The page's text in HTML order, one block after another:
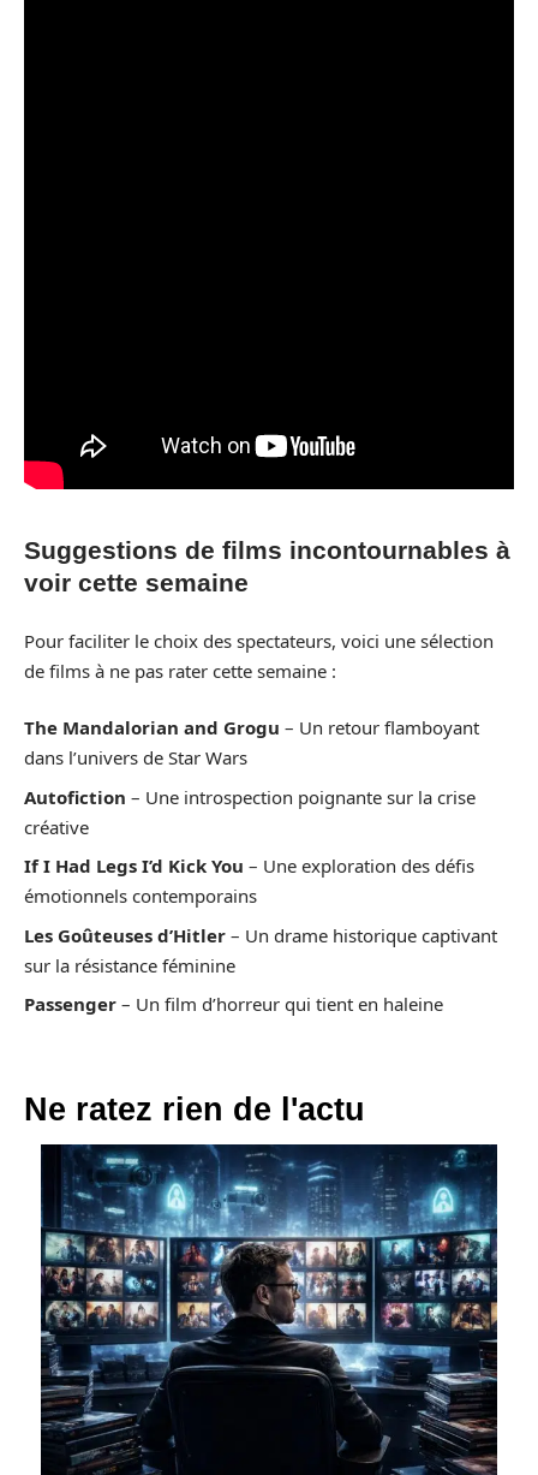
Suggestions de films incontournables à
voir cette semaine
Pour faciliter le choix des spectateurs, voici une sélection
de films à ne pas rater cette semaine :
The Mandalorian and Grogu – Un retour flamboyant
dans l’univers de Star Wars
Autofiction – Une introspection poignante sur la crise
créative
If I Had Legs I’d Kick You – Une exploration des défis
émotionnels contemporains
Les Goûteuses d’Hitler – Un drame historique captivant
sur la résistance féminine
Passenger – Un film d’horreur qui tient en haleine
Ne ratez rien de l'actu